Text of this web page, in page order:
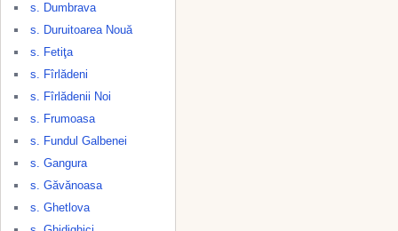
s. Dumbrava
s. Duruitoarea Nouă
s. Fetiţa
s. Fîrlădeni
s. Fîrlădenii Noi
s. Frumoasa
s. Fundul Galbenei
s. Gangura
s. Găvănoasa
s. Ghetlova